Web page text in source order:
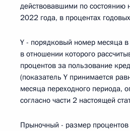
действовавшими по состоянию
2022 года, в процентах
Y - порядковый номер месяца
в отношении которого
процентов за пользование
(показатель Y принимается
месяца переходного периода,
согласно части 2 настоящей
Прыночный - размер